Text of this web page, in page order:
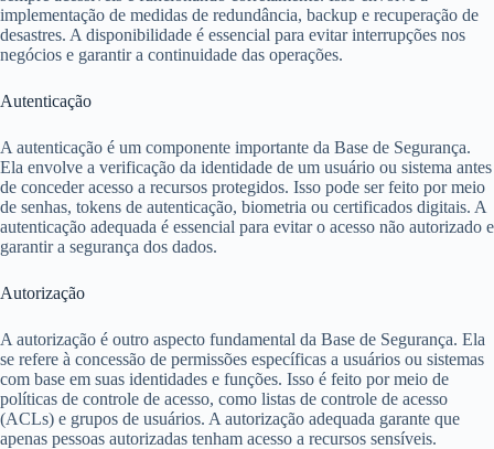
implementação de medidas de redundância, backup e recuperação de
desastres. A disponibilidade é essencial para evitar interrupções nos
negócios e garantir a continuidade das operações.
Autenticação
A autenticação é um componente importante da Base de Segurança.
Ela envolve a verificação da identidade de um usuário ou sistema antes
de conceder acesso a recursos protegidos. Isso pode ser feito por meio
de senhas, tokens de autenticação, biometria ou certificados digitais. A
autenticação adequada é essencial para evitar o acesso não autorizado e
garantir a segurança dos dados.
Autorização
A autorização é outro aspecto fundamental da Base de Segurança. Ela
se refere à concessão de permissões específicas a usuários ou sistemas
com base em suas identidades e funções. Isso é feito por meio de
políticas de controle de acesso, como listas de controle de acesso
(ACLs) e grupos de usuários. A autorização adequada garante que
apenas pessoas autorizadas tenham acesso a recursos sensíveis.